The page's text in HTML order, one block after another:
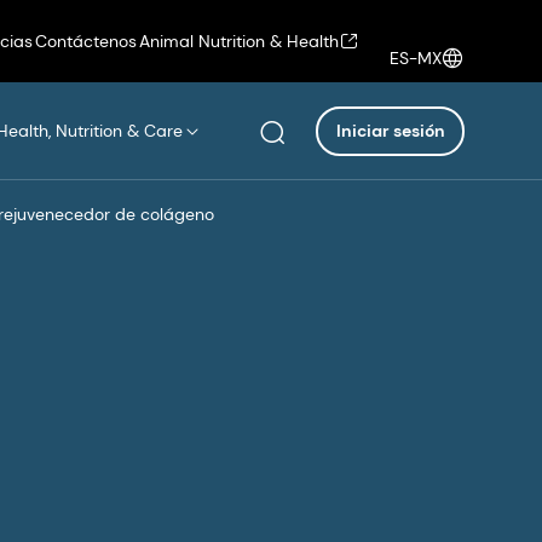
ContáctenosAnimal Nutrition & Health
ES-MX
Nutrition & Care Iniciar sesión
de colágeno